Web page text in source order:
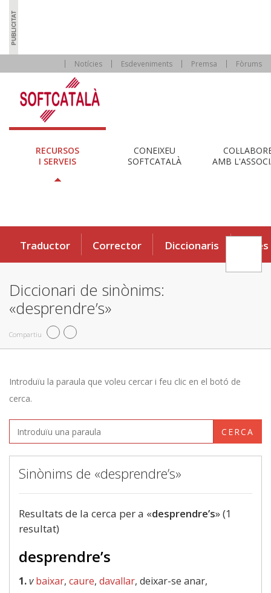
Notícies Esdeveniments Premsa Fòrums
RECURSOS
I SERVEIS
CONEIXEU
SOFTCATALÀ
AMB
Traductor Corrector Diccionaris Eines
Diccionari de sinònims:
«desprendre’s»
Compartiu
Introduïu la paraula que voleu cercar i feu clic en el botó de
cerca.
CERCA
Sinònims de «desprendre’s»
Resultats de la cerca per a «desprendre’s» (1
resultat)
desprendre’s
1.v baixar, caure, davallar, deixar-se anar,